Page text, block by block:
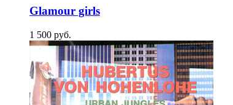
Glamour girls
1 500 pуб.